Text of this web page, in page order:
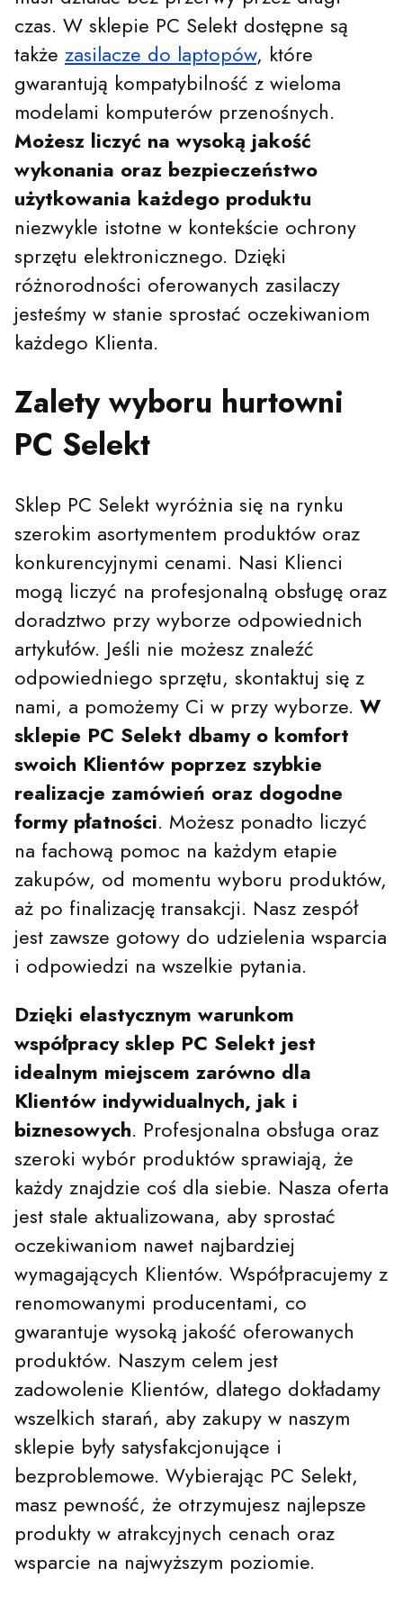
czas. W sklepie PC Selekt dostępne są
także zasilacze do laptopów, które
gwarantują kompatybilność z wieloma
modelami komputerów przenośnych.
Możesz liczyć na wysoką jakość
wykonania oraz bezpieczeństwo
użytkowania każdego produktu
niezwykle istotne w kontekście ochrony
sprzętu elektronicznego. Dzięki
różnorodności oferowanych zasilaczy
jesteśmy w stanie sprostać oczekiwaniom
każdego Klienta.
Zalety wyboru hurtowni
PC Selekt
Sklep PC Selekt wyróżnia się na rynku
szerokim asortymentem produktów oraz
konkurencyjnymi cenami. Nasi Klienci
mogą liczyć na profesjonalną obsługę oraz
doradztwo przy wyborze odpowiednich
artykułów. Jeśli nie możesz znaleźć
odpowiedniego sprzętu, skontaktuj się z
nami, a pomożemy Ci w przy wyborze. W
sklepie PC Selekt dbamy o komfort
swoich Klientów poprzez szybkie
realizacje zamówień oraz dogodne
formy płatności. Możesz ponadto liczyć
na fachową pomoc na każdym etapie
zakupów, od momentu wyboru produktów,
aż po finalizację transakcji. Nasz zespół
jest zawsze gotowy do udzielenia wsparcia
i odpowiedzi na wszelkie pytania.
Dzięki elastycznym warunkom
współpracy sklep PC Selekt jest
idealnym miejscem zarówno dla
Klientów indywidualnych, jak i
biznesowych. Profesjonalna obsługa oraz
szeroki wybór produktów sprawiają, że
każdy znajdzie coś dla siebie. Nasza oferta
jest stale aktualizowana, aby sprostać
oczekiwaniom nawet najbardziej
wymagających Klientów. Współpracujemy z
renomowanymi producentami, co
gwarantuje wysoką jakość oferowanych
produktów. Naszym celem jest
zadowolenie Klientów, dlatego dokładamy
wszelkich starań, aby zakupy w naszym
sklepie były satysfakcjonujące i
bezproblemowe. Wybierając PC Selekt,
masz pewność, że otrzymujesz najlepsze
produkty w atrakcyjnych cenach oraz
wsparcie na najwyższym poziomie.